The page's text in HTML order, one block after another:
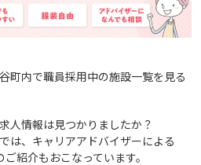
町内で職員採用中の施設一覧を見る
人情報は見つかりましたか？
は、キャリアアドバイザーによる
ご紹介もおこなっています。